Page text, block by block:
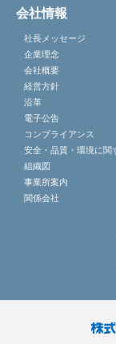
会社情報
社長メッセージ
企業理念
会社概要
経営方針
沿革
電子公告
コンプライアンス
安全・品質・環境に関
組織図
事業所案内
関係会社